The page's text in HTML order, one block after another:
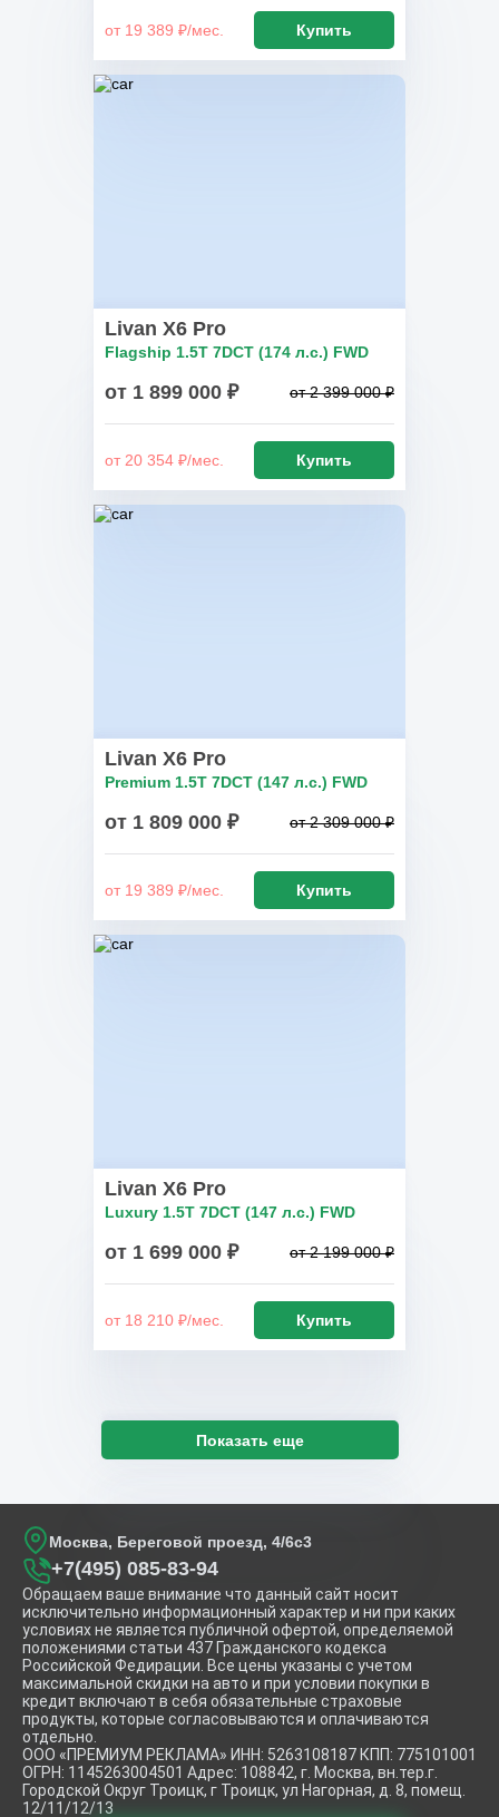
от 19 389 ₽/мес. Купить
Livan X6 Pro
Flagship 1.5T 7DCT (174 л.с.) FWD
от 1 899 000 ₽ от 2 399 000 ₽
от 20 354 ₽/мес. Купить
Livan X6 Pro
Premium 1.5T 7DCT (147 л.с.) FWD
от 1 809 000 ₽ от 2 309 000 ₽
от 19 389 ₽/мес. Купить
Livan X6 Pro
Luxury 1.5T 7DCT (147 л.с.) FWD
от 1 699 000 ₽ от 2 199 000 ₽
от 18 210 ₽/мес. Купить
Показать еще
Москва, Береговой проезд, 4/6с3
+7(495) 085-83-94
Обращаем ваше внимание что данный сайт носит
исключительно информационный характер и ни при каких
условиях не является публичной офертой, определяемой
положениями статьи 437 Гражданского кодекса
Российской Федирации. Все цены указаны с учетом
максимальной скидки на авто и при условии покупки в
кредит включают в себя обязательные страховые
продукты, которые согласовываются и оплачиваются
отдельно.
ООО «ПРЕМИУМ РЕКЛАМА» ИНН: 5263108187 КПП: 775101001
ОГРН: 1145263004501 Адрес: 108842, г. Москва, вн.тер.г.
Городской Округ Троицк, г Троицк, ул Нагорная, д. 8, помещ.
12/11/12/13